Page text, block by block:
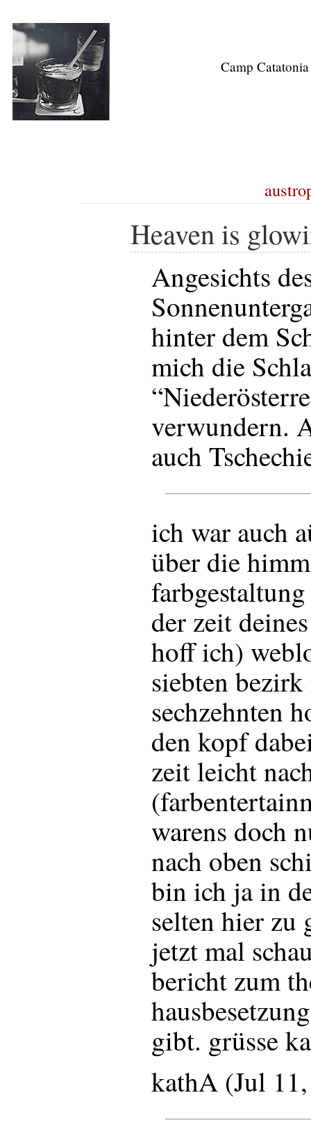
Camp Catatonia
Heaven is
Angesichts
hinter dem
mich die
verwundern.
auch
ich war auch
über die
der zeit
hoff ich)
siebten
sechzehnten
den kopf
zeit leicht
warens doch
nach oben
bin ich ja in
selten hier zu
jetzt mal
bericht zum
gibt. grüsse ka
kathA (Jul